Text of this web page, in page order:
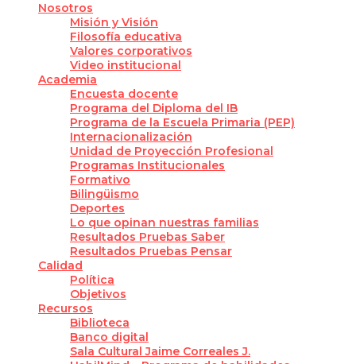
Nosotros
Misión y Visión
Filosofía educativa
Valores corporativos
Video institucional
Academia
Encuesta docente
Programa del Diploma del IB
Programa de la Escuela Primaria (PEP)
Internacionalización
Unidad de Proyección Profesional
Programas Institucionales
Formativo
Bilingüismo
Deportes
Lo que opinan nuestras familias
Resultados Pruebas Saber
Resultados Pruebas Pensar
Calidad
Política
Objetivos
Recursos
Biblioteca
Banco digital
Sala Cultural Jaime Correales J.